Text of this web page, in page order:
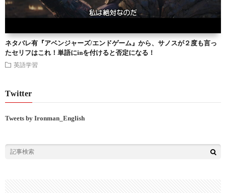
ネタバレ有『アベンジャーズ/エンドゲーム』から、サノスが２度も言っ
たセリフはこれ！単語にinを付けると否定になる！
英語学習
Twitter
Tweets by Ironman_English